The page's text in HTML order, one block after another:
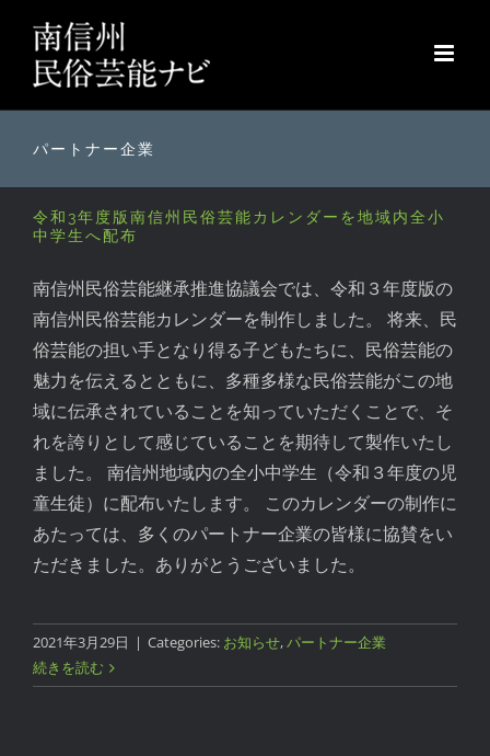
content
パートナー企業
令和3年度版南信州民俗芸能カレンダーを地域内全小
中学生へ配布
南信州民俗芸能継承推進協議会では、令和３年度版の
南信州民俗芸能カレンダーを制作しました。 将来、民
俗芸能の担い手となり得る子どもたちに、民俗芸能の
魅力を伝えるとともに、多種多様な民俗芸能がこの地
域に伝承されていることを知っていただくことで、そ
れを誇りとして感じていることを期待して製作いたし
ました。 南信州地域内の全小中学生（令和３年度の児
童生徒）に配布いたします。 このカレンダーの制作に
あたっては、多くのパートナー企業の皆様に協賛をい
ただきました。ありがとうございました。
2021年3月29日 | Categories: お知らせ,パートナー企業
続きを読む